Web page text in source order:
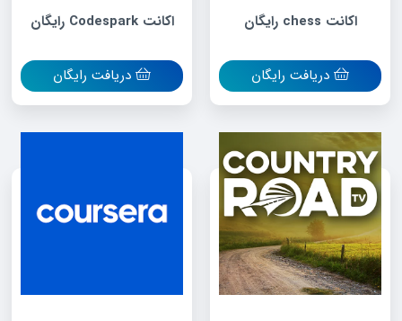
اکانت chess رایگان
دریافت رایگان
اکانت Codespark رایگان
دریافت رایگان